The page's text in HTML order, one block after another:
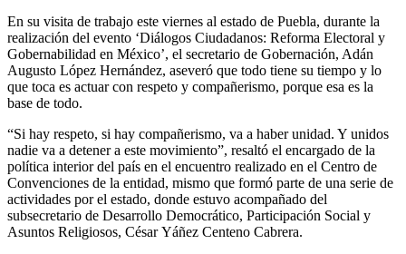
En su visita de trabajo este viernes al estado de Puebla, durante la
realización del evento ‘Diálogos Ciudadanos: Reforma Electoral y
Gobernabilidad en México’, el secretario de Gobernación, Adán
Augusto López Hernández, aseveró que todo tiene su tiempo y lo
que toca es actuar con respeto y compañerismo, porque esa es la
base de todo.
“Si hay respeto, si hay compañerismo, va a haber unidad. Y unidos
nadie va a detener a este movimiento”, resaltó el encargado de la
política interior del país en el encuentro realizado en el Centro de
Convenciones de la entidad, mismo que formó parte de una serie de
actividades por el estado, donde estuvo acompañado del
subsecretario de Desarrollo Democrático, Participación Social y
Asuntos Religiosos, César Yáñez Centeno Cabrera.